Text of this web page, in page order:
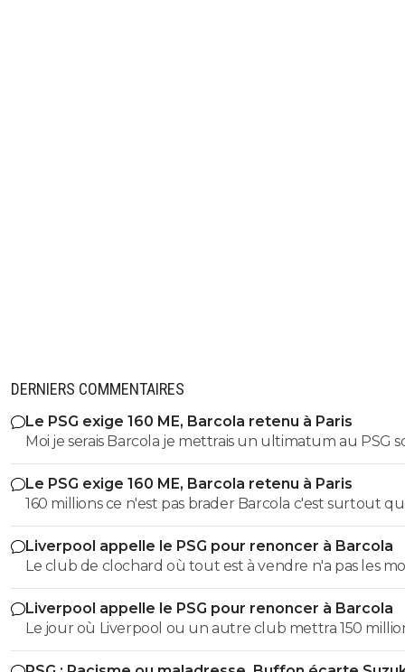
DERNIERS COMMENTAIRES
Le PSG exige 160 ME, Barcola retenu à Paris
Moi je serais Barcola je mettrais un ultimatum au PSG
vous me laissez partir soit je vais à la fin de mon contrat.
Le PSG exige 160 ME, Barcola retenu à Paris
160 millions ce n'est pas brader Barcola c'est surtout
Liverpool ou un autre club ne payera jamais cette
pour un joueur qui n'est plus titulaire au PSG et à qui
une année de contrat. C'est de la folie pure.
Liverpool appelle le PSG pour renoncer à Barcola
Le club de clochard où tout est à vendre n'a pas les
d'avoir un état derrière lui avec des fonds illimités. Si
de banlieue n'avait pas le Qatar comme propriétaire, il
déjà depuis longtemps en Ligue 2.
Liverpool appelle le PSG pour renoncer à Barcola
Le jour où Liverpool ou un autre club mettra 150
Barcola un semi remplaçant auquel il ne reste plus